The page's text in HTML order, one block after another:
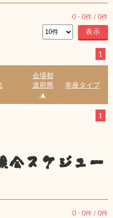
0 - 0件 /0件
1
会場都
道府県
▲
幸座タイプ
1
会スケジュー
0 - 0件 /0件